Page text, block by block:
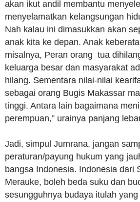
akan ikut andil membantu
menyelamatkan kelangsungan
Nah kalau ini dimasukkan akan
anak kita ke depan. Anak
misalnya, Peran orang tua
keluarga besar dan masyarakat
hilang. Sementara nilai-nilai
sebagai orang Bugis Makassar
tinggi. Antara lain bagaimana
perempuan,” urainya panjang
Jadi, simpul Jumrana, jangan
peraturan/payung hukum yang
bangsa Indonesia. Indonesia dari
Merauke, boleh beda suku dan
sesungguhnya budaya itulah